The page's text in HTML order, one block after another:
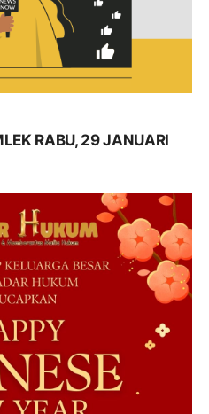
RABU, 29 JANUARI